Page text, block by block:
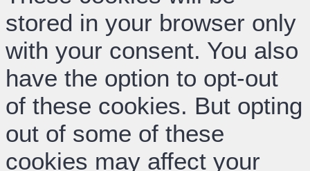
stored in your browser only
with your consent. You also
have the option to opt-out
of these cookies. But opting
out of some of these
cookies may affect your